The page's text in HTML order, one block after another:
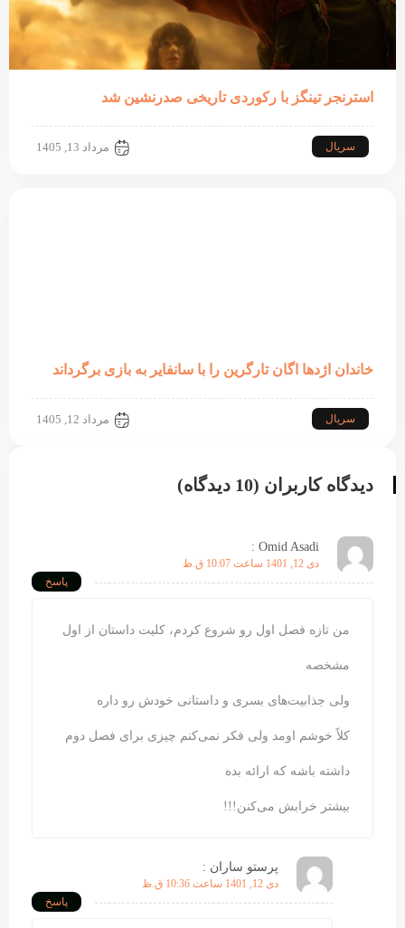
استرنجر تینگز با رکوردی تاریخی صدرنشین شد
سریال مرداد 13, 1405
خاندان اژدها اگان تارگرین را با سانفایر به بازی برگرداند
سریال مرداد 12, 1405
دیدگاه کاربران (10 دیدگاه)
Omid Asadi :
دی 12, 1401 ساعت 10:07 ق.ظ
پاسخ
من تازه فصل اول رو شروع کردم، کلیت داستان از اول
مشخصه
ولی جذابیت‌های بسری و داستانی خودش رو داره
کلاً خوشم اومد ولی فکر نمی‌کنم چیزی برای فصل دوم
داشته باشه که ارائه بده
بیشتر خرابش می‌کنن!!!
پرستو ساران :
دی 12, 1401 ساعت 10:36 ق.ظ
پاسخ